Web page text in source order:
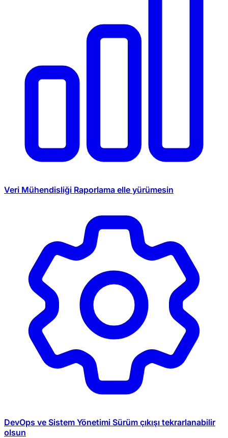
Veri Mühendisliği Raporlama elle yürümesin
DevOps ve Sistem Yönetimi Sürüm çıkışı tekrarlanabilir
olsun